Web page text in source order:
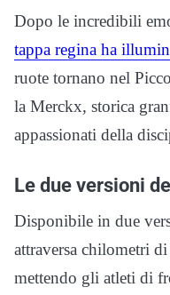
Dopo le incredibili
tappa regina ha
ruote tornano nel
la Merckx, storica
appassionati della
Le due versioni
Disponibile in due
attraversa chilometri
mettendo gli atleti di